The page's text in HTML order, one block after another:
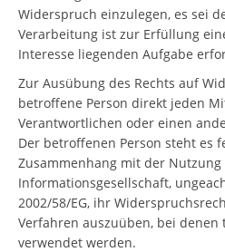
Widerspruch einzulegen, es sei
Verarbeitung ist zur Erfüllung
Interesse liegenden Aufgabe
Zur Ausübung des Rechts auf
betroffene Person direkt jeden
Verantwortlichen oder einen
Der betroffenen Person steht es
Zusammenhang mit der
Informationsgesellschaft,
2002/58/EG, ihr
Verfahren auszuüben, bei denen
verwendet werden.